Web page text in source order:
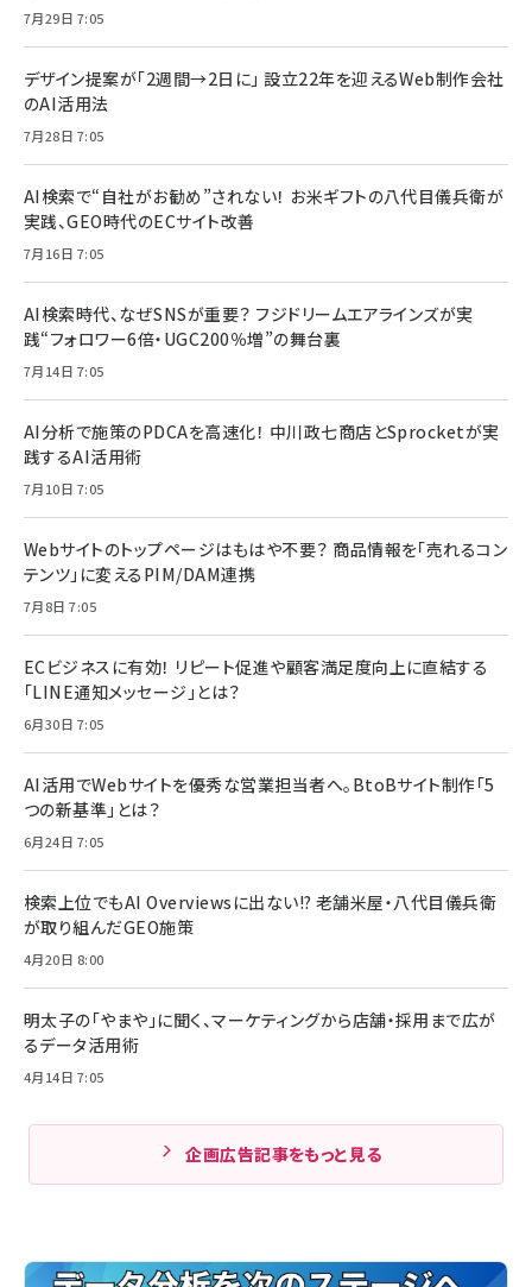
7月29日 7:05
デザイン提案が「2週間→2日に」 設立22年を迎えるWeb制作会社
のAI活用法
7月28日 7:05
AI検索で“自社がお勧め”されない！ お米ギフトの八代目儀兵衛が
実践、GEO時代のECサイト改善
7月16日 7:05
AI検索時代、なぜSNSが重要？ フジドリームエアラインズが実
践“フォロワー6倍・UGC200％増”の舞台裏
7月14日 7:05
AI分析で施策のPDCAを高速化！ 中川政七商店とSprocketが実
践するAI活用術
7月10日 7:05
Webサイトのトップページはもはや不要？ 商品情報を「売れるコン
テンツ」に変えるPIM/DAM連携
7月8日 7:05
ECビジネスに有効！ リピート促進や顧客満足度向上に直結する
「LINE通知メッセージ」とは？
6月30日 7:05
AI活用でWebサイトを優秀な営業担当者へ。BtoBサイト制作「5
つの新基準」とは？
6月24日 7:05
検索上位でもAI Overviewsに出ない!? 老舗米屋・八代目儀兵衛
が取り組んだGEO施策
4月20日 8:00
明太子の「やまや」に聞く、マーケティングから店舗・採用まで広が
るデータ活用術
4月14日 7:05
企画広告記事をもっと見る